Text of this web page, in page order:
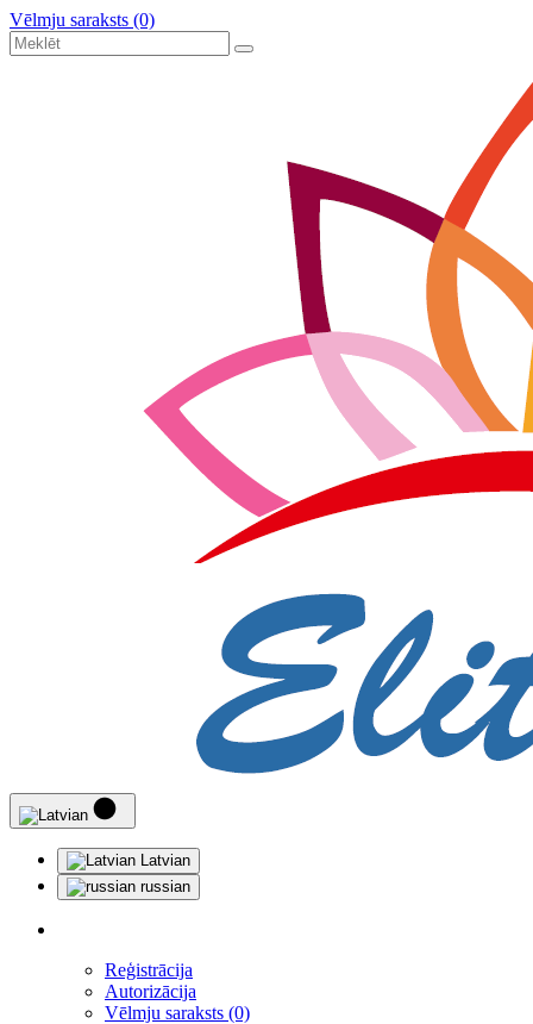
Vēlmju saraksts (0)
Latvian
russian
Reģistrācija
Autorizācija
Vēlmju saraksts (0)